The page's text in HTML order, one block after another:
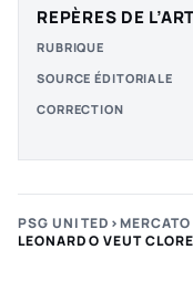
REPÈRES DE
RUBRIQUE
SOURCE ÉDITORIALE
CORRECTION
PSG UNITED ›
LEONARDO VEUT